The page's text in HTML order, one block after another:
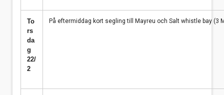
To
rs
da
g
22/
2
På eftermiddag kort segling till Mayreu och Salt whistle bay (3